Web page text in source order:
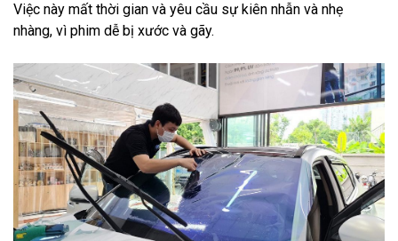
Việc này mất thời gian và yêu cầu sự kiên nhẫn và nhẹ
nhàng, vì phim dễ bị xước và gãy.